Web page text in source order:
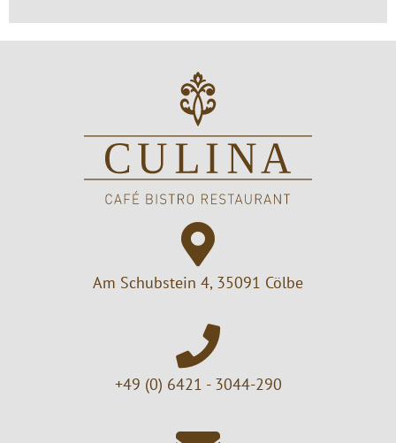
Am Schubstein 4, 35091 Cölbe
+49 (0) 6421 - 3044-290